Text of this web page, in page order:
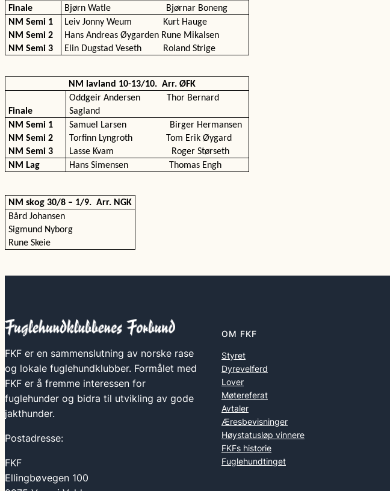
Finale
Bjørn Watle
Bjørnar Boneng
NM Semi 1
Leiv Jonny Weum
Kurt Hauge
NM Semi 2
Hans Andreas Øygarden Rune Mikalsen
NM Semi 3
Elin Dugstad Veseth Roland Strige
NM lavland 10-13/10. Arr. ØFK
Finale
Oddgeir Andersen
Thor Bernard
Sagland
NM Semi 1
Samuel Larsen
Birger Hermansen
NM Semi 2
Torfinn Lyngroth
Tom Erik Øygard
NM Semi 3
Lasse Kvam
Roger Størseth
NM Lag
Hans Simensen Thomas Engh
NM skog 30/8 – 1/9. Arr. NGK
Bård Johansen
Sigmund Nyborg
Rune Skeie
FKF er en sammenslutning av norske rase
og lokale fuglehundklubber. Formålet med
FKF er å fremme interessen for
fuglehunder og bidra til utvikling av gode
jakthunder.
Postadresse:
FKF
Ellingbøvegen 100
OM FKF
Styret
Dyrevelferd
Lover
Møtereferat
Avtaler
Æresbevisninger
Høystatusløp vinnere
FKFs historie
Fuglehundtinget